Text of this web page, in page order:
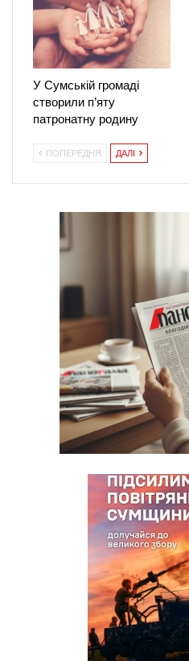
У Сумській громаді
створили п’яту
патронатну родину
ПОПЕРЕДНЯ ДАЛІ